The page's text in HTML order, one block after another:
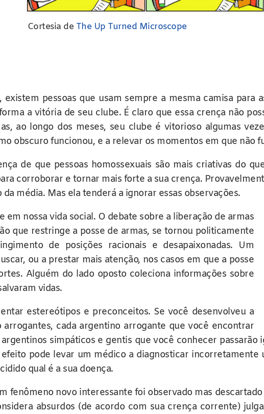
Cortesia de The Up Turned Microscope
pessoas que usam sempre a mesma camisa para
a vitória de seu clube. É claro que essa crença não
ao longo dos meses, seu clube é vitorioso algumas
obscuro funcionou, e a relevar os momentos em que não
de que pessoas homossexuais são mais criativas do
corroborar e tornar mais forte a sua crença.
média. Mas ela tenderá a ignorar essas observações.
nossa vida social. O debate sobre a liberação de armas
que restringe a posse de armas, se tornou politicamente
de posições racionais e desapaixonadas. Um
ou a prestar mais atenção, nos casos em que a posse
Alguém do lado oposto coleciona informações sobre
vidas.
estereótipos e preconceitos. Se você desenvolveu a
arrogantes, cada argentino arrogante que você encontrar
simpáticos e gentis que você conhecer passarão
pode levar um médico a diagnosticar
qual é a sua doença.
fenômeno novo interessante foi observado mas
absurdos (de acordo com sua crença corrente)